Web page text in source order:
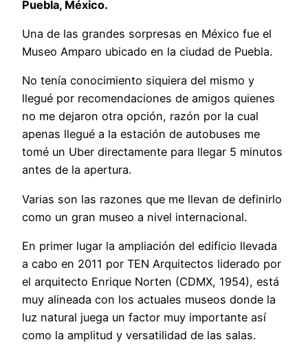
Puebla, México.
Una de las grandes sorpresas en México fue el
Museo Amparo ubicado en la ciudad de Puebla.
No tenía conocimiento siquiera del mismo y
llegué por recomendaciones de amigos quienes
no me dejaron otra opción, razón por la cual
apenas llegué a la estación de autobuses me
tomé un Uber directamente para llegar 5 minutos
antes de la apertura.
Varias son las razones que me llevan de definirlo
como un gran museo a nivel internacional.
En primer lugar la ampliación del edificio llevada
a cabo en 2011 por TEN Arquitectos liderado por
el arquitecto Enrique Norten (CDMX, 1954), está
muy alineada con los actuales museos donde la
luz natural juega un factor muy importante así
como la amplitud y versatilidad de las salas.